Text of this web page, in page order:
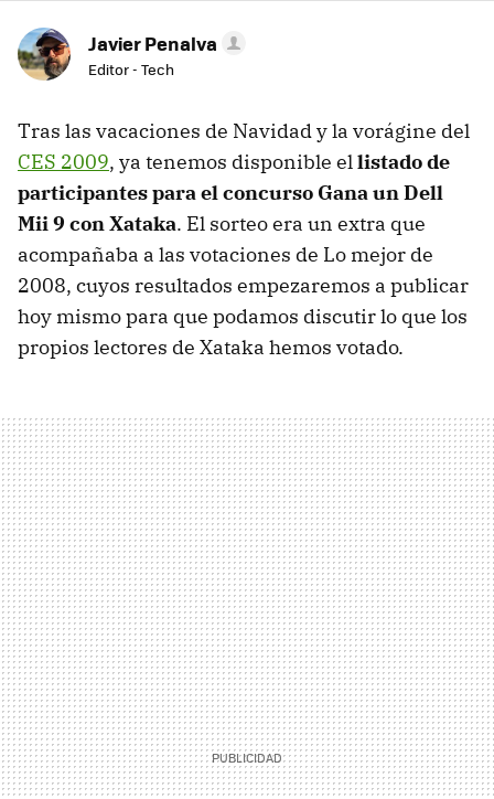
Javier Penalva
Editor - Tech
Tras las vacaciones de Navidad y la vorágine del
CES 2009, ya tenemos disponible ellistado de
participantes para el concurso Gana un Dell
Mii 9 con Xataka. El sorteo era un extra que
acompañaba a las votaciones de Lo mejor de
2008, cuyos resultados empezaremos a publicar
hoy mismo para que podamos discutir lo que los
propios lectores de Xataka hemos votado.